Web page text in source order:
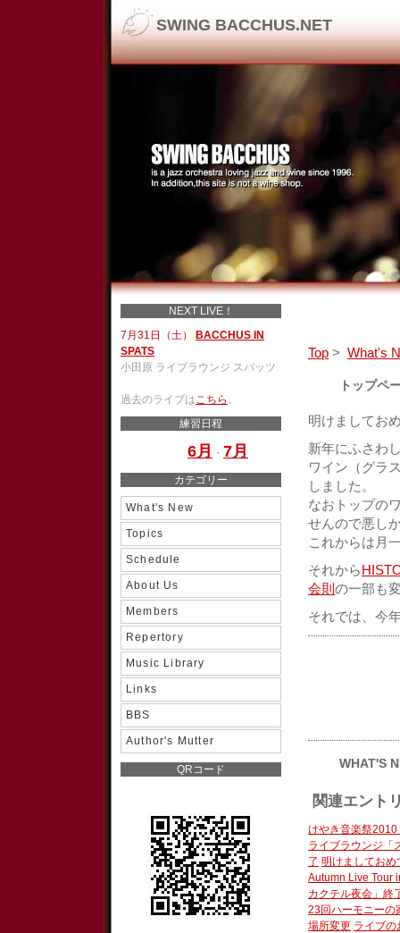
SWING BACCHUS.NET
Top > What's
トップペ
明けましてお
新年にふさわ
ワイン（グラ
しました。
なおトップの
せんので悪し
これからは月
それから
会則 の一部も
それでは、今
WHAT'S
関連エント
けやき音楽祭
ライブラウンジ「
了 明けましておめ
Autumn Live Tour
カクテル夜会」終
23回ハーモニーの
場所変更 ライブの
NEXT LIVE！
7月31日（土）
BACCHUS IN
SPATS
小田原 ライブラウンジ スパッツ
過去のライブはこちら 。
練習日程
6月 ・ 7月
カテゴリー
What's New
Topics
Schedule
About Us
Members
Repertory
Music Library
Links
BBS
Author's Mutter
QRコード